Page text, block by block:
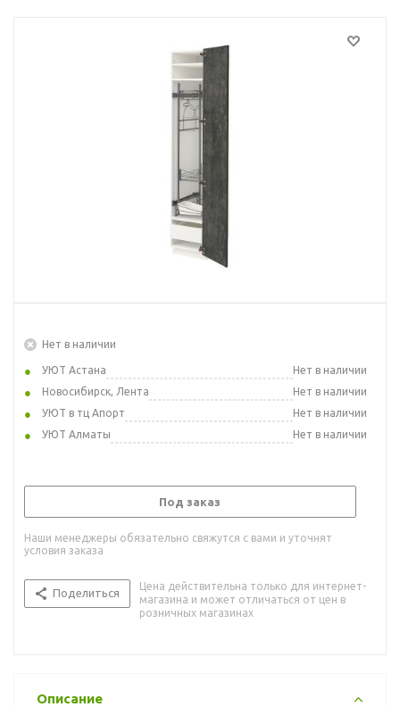
Нет в наличии
УЮТ Астана
Нет в наличии
Новосибирск, Лента
Нет в наличии
УЮТ в тц Апорт
Нет в наличии
УЮТ Алматы
Нет в наличии
Под заказ
Наши менеджеры обязательно свяжутся с вами и уточнят
условия заказа
Поделиться
Цена действительна только для интернет-
магазина и может отличаться от цен в
розничных магазинах
Описание